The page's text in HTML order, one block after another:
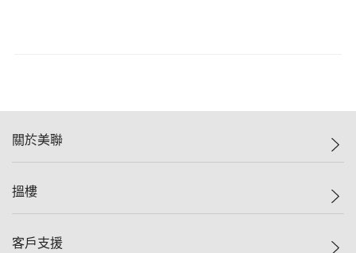
關於美聯
美聯集團
搵樓
一手新盤
客戶支援